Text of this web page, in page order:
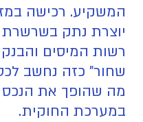
המשקיע. רכישה
יוצרת נתק
רשות המיסים
שחור" כזה נחשב
מה שהופך את הנכס
במערכת החוקית.